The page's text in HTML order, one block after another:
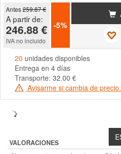
Antes259.87 €
A partir de:
246.88 €
IVA no incluido
-5%
20 unidades disponibles
Entrega en 4 días
Transporte: 32.00 €
Avisarme si cambia de precio.
VALORACIONES